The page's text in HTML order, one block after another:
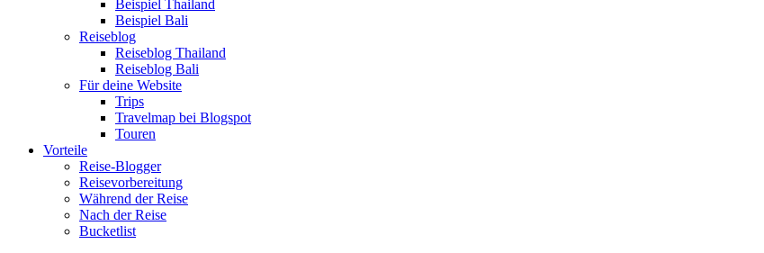
Beispiel Thailand
Beispiel Bali
Reiseblog
Reiseblog Thailand
Reiseblog Bali
Für deine Website
Trips
Travelmap bei Blogspot
Touren
Vorteile
Reise-Blogger
Reisevorbereitung
Während der Reise
Nach der Reise
Bucketlist